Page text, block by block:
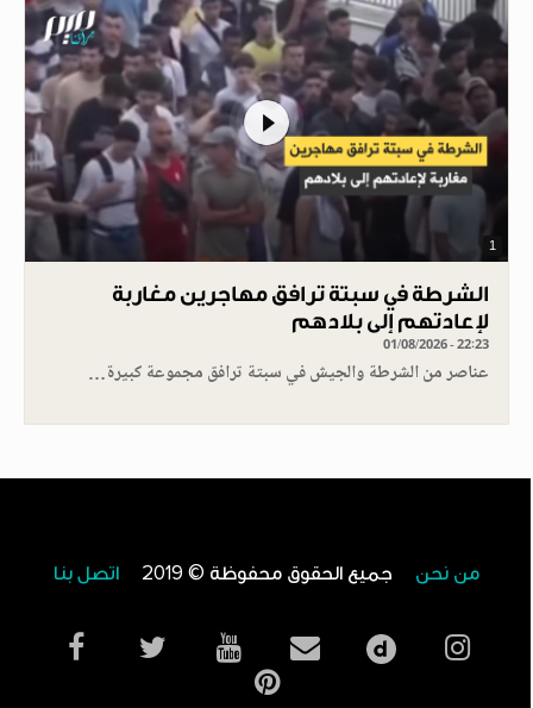
1
الشرطة في سبتة ترافق مهاجرين مغاربة
لإعادتهم إلى بلادهم
01/08/2026 - 22:23
عناصر من الشرطة والجيش في سبتة ترافق مجموعة كبيرة…
من نحن جميع الحقوق محفوظة © 2019 اتصل بنا